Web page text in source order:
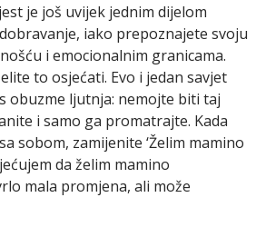
je još uvijek jednim dijelom
iako prepoznajete svoju
i emocionalnim granicama.
to osjećati. Evo i jedan savjet
obuzme ljutnja: nemojte biti taj
i samo ga promatrajte. Kada
sobom, zamijenite ‘Želim mamino
da želim mamino
mala promjena, ali može